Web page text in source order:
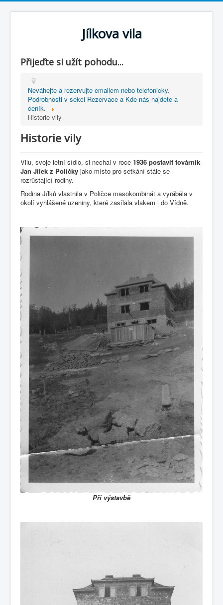
Jílkova vila
Přijeďte si užít pohodu...
Neváhejte a rezervujte emailem nebo telefonicky.
Podrobnosti v sekci Rezervace a Kde nás najdete a
ceník.
Historie vily
Historie vily
Vilu, svoje letní sídlo, si nechal v roce 1936 postavit továrník
Jan Jílek z Poličky jako místo pro setkání stále se
rozrůstající rodiny.
Rodina Jílků vlastnila v Poličce masokombinát a vyráběla v
okolí vyhlášené uzeniny, které zasílala vlakem i do Vídně.
Při výstavbě